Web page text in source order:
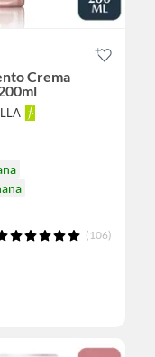
Crema
(106)